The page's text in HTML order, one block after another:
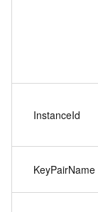
InstanceId
KeyPairName